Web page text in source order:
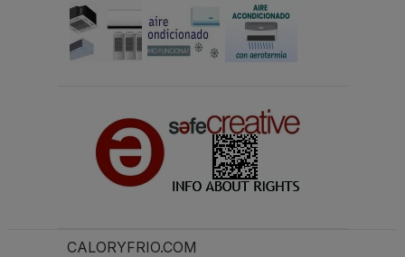
CALORYFRIO.COM